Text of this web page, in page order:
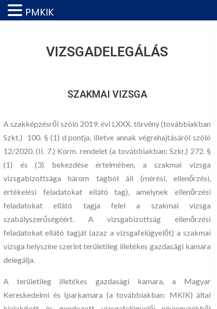
VIZSGADELEGÁLÁS
SZAKMAI VIZSGA
A szakképzésről szóló 2019. évi LXXX. törvény (továbbiakban
Szkt.) 100. § (1) d pontja, illetve annak végrehajtásáról szóló
12/2020. (II. 7.) Korm. rendelet (a továbbiakban: Szkr.) 272. §
(1) és (3) bekezdése értelmében, a szakmai vizsga
vizsgabizottsága három tagból áll (mérési, ellenőrzési,
értékelési feladatokat ellátó tag), amelynek ellenőrzési
feladatokat ellátó tagja felel a szakmai vizsga
szabályszerűségéért. A vizsgabizottság ellenőrzési
feladatokat ellátó tagját (azaz a vizsgafelügyelőt) a szakmai
vizsga helyszíne szerint területileg illetékes gazdasági kamara
delegálja.
A területileg illetékes gazdasági kamara, a Magyar
Kereskedelmi és Iparkamara (a továbbiakban: MKIK) által
PMKIK